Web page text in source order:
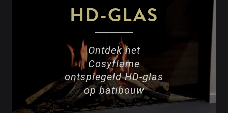
HD-GLAS
Ontdek het
Cosyflame
ontspiegeld HD-glas
op batibouw